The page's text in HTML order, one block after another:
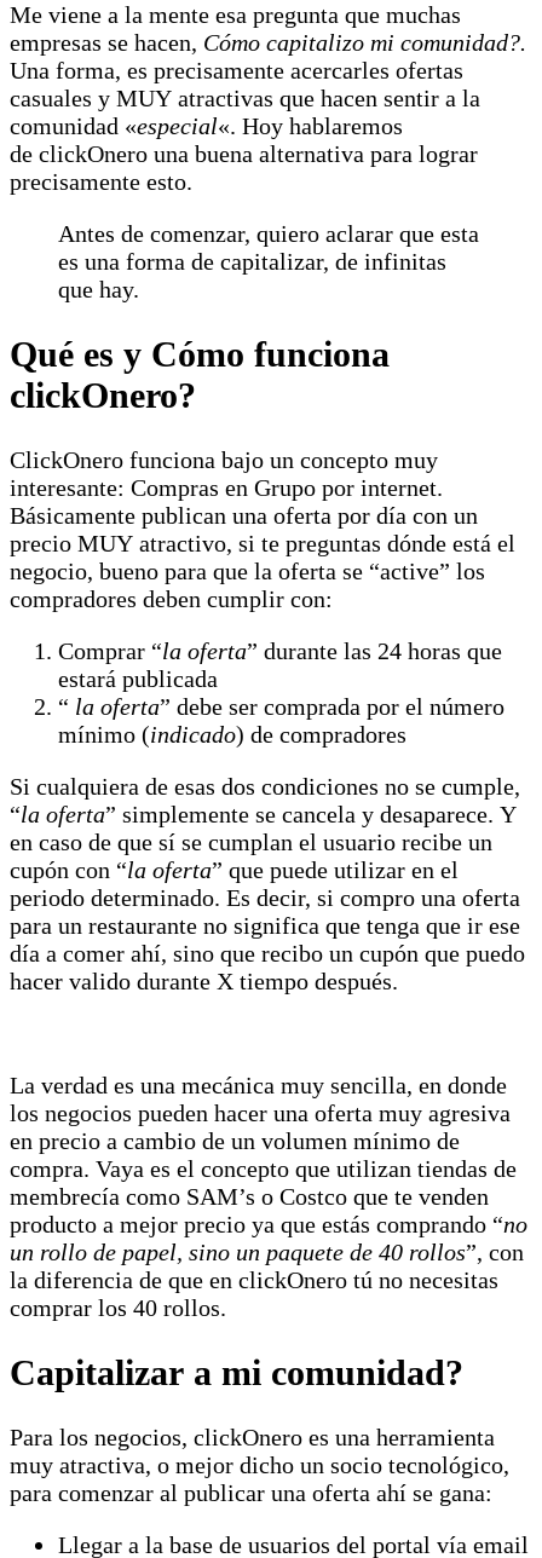
Me viene a la mente esa pregunta que muchas
empresas se hacen, Cómo capitalizo mi comunidad?.
Una forma, es precisamente acercarles ofertas
casuales y MUY atractivas que hacen sentir a la
comunidad «especial«. Hoy hablaremos
de clickOnero una buena alternativa para lograr
precisamente esto.
Antes de comenzar, quiero aclarar que esta
es una forma de capitalizar, de infinitas
que hay.
Qué es y Cómo funciona
clickOnero?
ClickOnero funciona bajo un concepto muy
interesante: Compras en Grupo por internet.
Básicamente publican una oferta por día con un
precio MUY atractivo, si te preguntas dónde está el
negocio, bueno para que la oferta se “active” los
compradores deben cumplir con:
Comprar “la oferta” durante las 24 horas que
estará publicada
“ la oferta” debe ser comprada por el número
mínimo (indicado) de compradores
Si cualquiera de esas dos condiciones no se cumple,
“la oferta” simplemente se cancela y desaparece. Y
en caso de que sí se cumplan el usuario recibe un
cupón con “la oferta” que puede utilizar en el
periodo determinado. Es decir, si compro una oferta
para un restaurante no significa que tenga que ir ese
día a comer ahí, sino que recibo un cupón que puedo
hacer valido durante X tiempo después.
La verdad es una mecánica muy sencilla, en donde
los negocios pueden hacer una oferta muy agresiva
en precio a cambio de un volumen mínimo de
compra. Vaya es el concepto que utilizan tiendas de
membrecía como SAM’s o Costco que te venden
producto a mejor precio ya que estás comprando “no
un rollo de papel, sino un paquete de 40 rollos”, con
la diferencia de que en clickOnero tú no necesitas
comprar los 40 rollos.
Capitalizar a mi comunidad?
Para los negocios, clickOnero es una herramienta
muy atractiva, o mejor dicho un socio tecnológico,
para comenzar al publicar una oferta ahí se gana:
Llegar a la base de usuarios del portal vía email